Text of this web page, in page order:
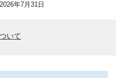
年7月31日
いて